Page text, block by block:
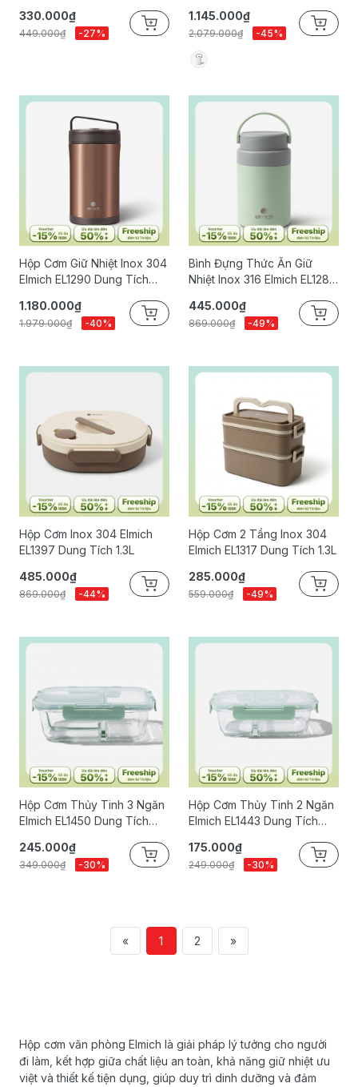
330.000₫
449.000₫ -27%
1.145.000₫
2.079.000₫ -45%
Hộp Cơm Giữ Nhiệt Inox 304
Elmich EL1290 Dung Tích
1.180.000₫
1.979.000₫ -40%
Bình Đựng Thức Ăn Giữ
Nhiệt Inox 316 Elmich EL1289
445.000₫
869.000₫ -49%
Hộp Cơm Inox 304 Elmich
EL1397 Dung Tích 1.3L
485.000₫
869.000₫ -44%
Hộp Cơm 2 Tầng Inox 304
Elmich EL1317 Dung Tích 1.3L
285.000₫
559.000₫ -49%
Hộp Cơm Thủy Tinh 3 Ngăn
Elmich EL1450 Dung Tích
245.000₫
349.000₫ -30%
Hộp Cơm Thủy Tinh 2 Ngăn
Elmich EL1443 Dung Tích
175.000₫
249.000₫ -30%
« 1 2 »
Hộp cơm văn phòng Elmich là giải pháp lý tưởng cho người
đi làm, kết hợp giữa chất liệu an toàn, khả năng giữ nhiệt ưu
việt và thiết kế tiện dụng, giúp duy trì dinh dưỡng và đảm